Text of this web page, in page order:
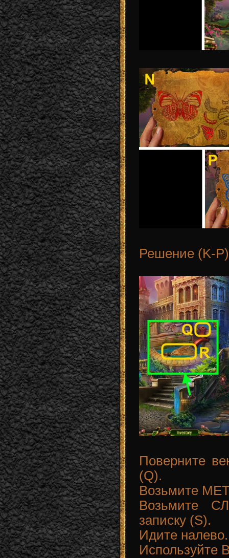
Решение (K-
Поверните
(Q).
Возьмите
Возьмите
записку (S).
Идите налево.